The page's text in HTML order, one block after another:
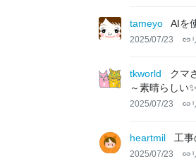
tameyo AIを
2025/07/23
tkworld
クマ
～素晴らしい✨
2025/07/23
heartmil 工
2025/07/23